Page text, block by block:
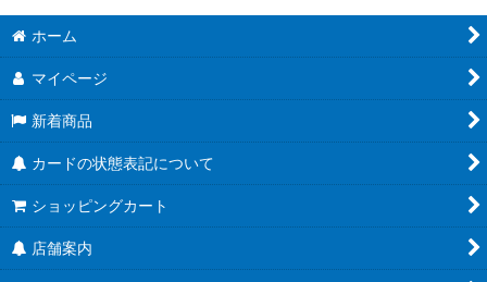
ホーム
マイページ
新着商品
カードの状態表記について
ショッピングカート
店舗案内